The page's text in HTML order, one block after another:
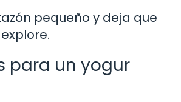
pequeño y deja que
para un yogur